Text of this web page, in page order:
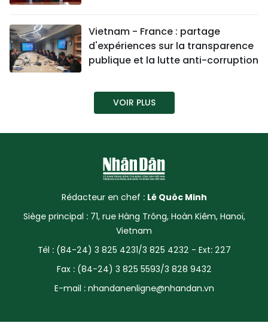
ENVIRONNEMENT
FRANCOPHONIE
PAYS NATAL
INTERNATIONAL
MÉGASTORIE
INFOGRAPHIE
PHOTO
À PROPOS DU "PEUPLE"
Vietnam - France : partage
d'expériences sur la transparence
publique et la lutte anti-corruption
VOIR PLUS
Rédacteur en chef : Lê Quôc Minh
Siège principal : 71, rue Hàng Trông, Hoàn Kiêm, Hanoï,
Vietnam
Tél : (84-24) 3 825 4231/3 825 4232 - Ext: 227
Fax : (84-24) 3 825 5593/3 828 9432
E-mail : nhandanenligne@nhandan.vn